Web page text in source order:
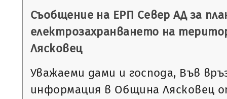
Съобщение на ЕРП Север АД за
електрозахранването на
Лясковец
Уважаеми дами и господа, Във
информация в Община Лясковец